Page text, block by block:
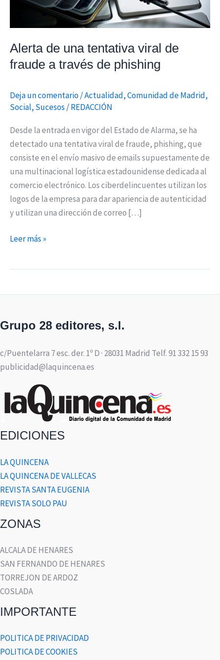
Alerta de una tentativa viral de
fraude a través de phishing
Deja un comentario/Actualidad,Comunidad de Madrid,
Social, Sucesos/REDACCIÓN
Desde la entrada en vigor del Estado de Alarma, se ha
detectado una tentativa viral de fraude, phishing, que
consiste en el envío masivo de emails supuestamente de
una multinacional logística estadounidense dedicada al
comercio electrónico. Los ciberdelincuentes utilizan los
logos de la empresa para dar apariencia de autenticidad
y utilizan una dirección de correo […]
Leer más »
Grupo 28 editores, s.l.
c/Puentelarra 7 esc. der. 1º D · 28031 Madrid Telf. 91 332 15 93
publicidad@laquincena.es
EDICIONES
LA QUINCENA
LA QUINCENA DE VALLECAS
REVISTA SANTA EUGENIA
REVISTA SOLO PAU
ZONAS
ALCALA DE HENARES
SAN FERNANDO DE HENARES
TORREJON DE ARDOZ
COSLADA
IMPORTANTE
POLITICA DE PRIVACIDAD
POLITICA DE COOKIES